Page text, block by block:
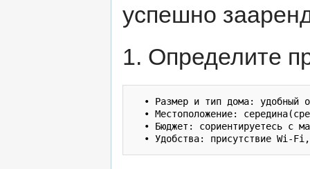
успешно
1. Определите
• Размер и тип дома: удобный
• Местоположение:
• Бюджет: сориентируетесь с